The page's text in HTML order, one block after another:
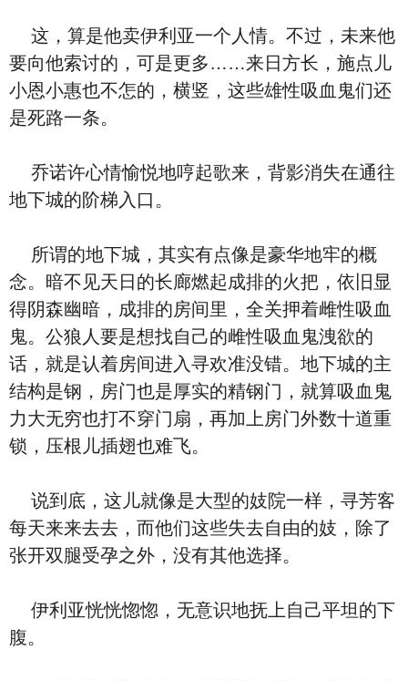
这，算是他卖伊利亚一个人情。不过，未来他
要向他索讨的，可是更多……来日方长，施点儿
小恩小惠也不怎的，横竖，这些雄性吸血鬼们还
是死路一条。
乔诺许心情愉悦地哼起歌来，背影消失在通往
地下城的阶梯入口。
所谓的地下城，其实有点像是豪华地牢的概
念。暗不见天日的长廊燃起成排的火把，依旧显
得阴森幽暗，成排的房间里，全关押着雌性吸血
鬼。公狼人要是想找自己的雌性吸血鬼洩欲的
话，就是认着房间进入寻欢准没错。地下城的主
结构是钢，房门也是厚实的精钢门，就算吸血鬼
力大无穷也打不穿门扇，再加上房门外数十道重
锁，压根儿插翅也难飞。
说到底，这儿就像是大型的妓院一样，寻芳客
每天来来去去，而他们这些失去自由的妓，除了
张开双腿受孕之外，没有其他选择。
伊利亚恍恍惚惚，无意识地抚上自己平坦的下
腹。